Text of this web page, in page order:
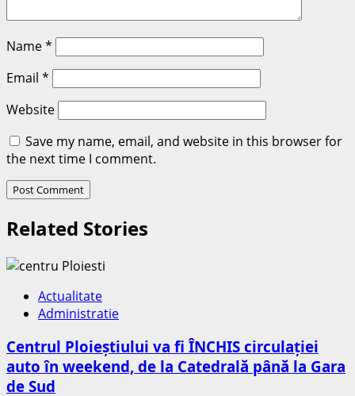
Name*
Email *
Website
Save my name, email, and website in this browser for
the next time I comment.
Related Stories
Actualitate
Administratie
Centrul Ploieștiului va fi ÎNCHIS circulației
auto în weekend, de la Catedrală până la Gara
de Sud